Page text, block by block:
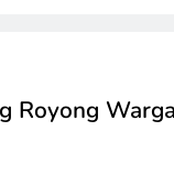
Royong